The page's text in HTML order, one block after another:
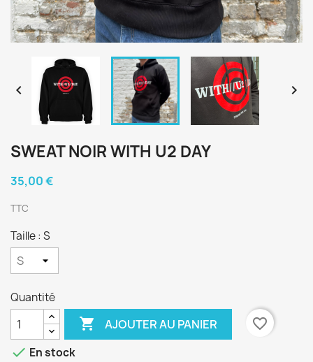
 
SWEAT NOIR WITH U2 DAY
35,00 €
TTC
Taille : S
Quantité
 AJOUTER AU PANIER
favorite_border
 En stock